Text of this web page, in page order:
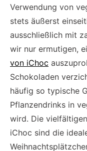
Verwendung von
stets äußerst
ausschließlich mit
wir nur ermutigen,
von iChoc
Schokoladen
häufig so typische
Pflanzendrinks in
wird. Die
iChoc sind die